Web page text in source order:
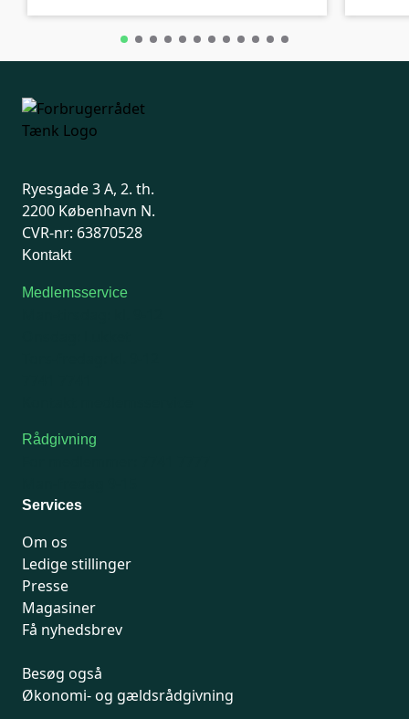
Ryesgade 3 A, 2. th.
2200 København N.
CVR-nr: 63870528
Kontakt
Medlemsservice
Rådgivning
Services
Om os
Ledige stillinger
Presse
Magasiner
Få nyhedsbrev
Besøg også
Økonomi- og gældsrådgivning